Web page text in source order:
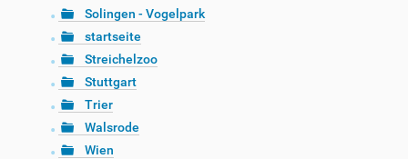
Solingen - Vogelpark
startseite
Streichelzoo
Stuttgart
Trier
Walsrode
Wien